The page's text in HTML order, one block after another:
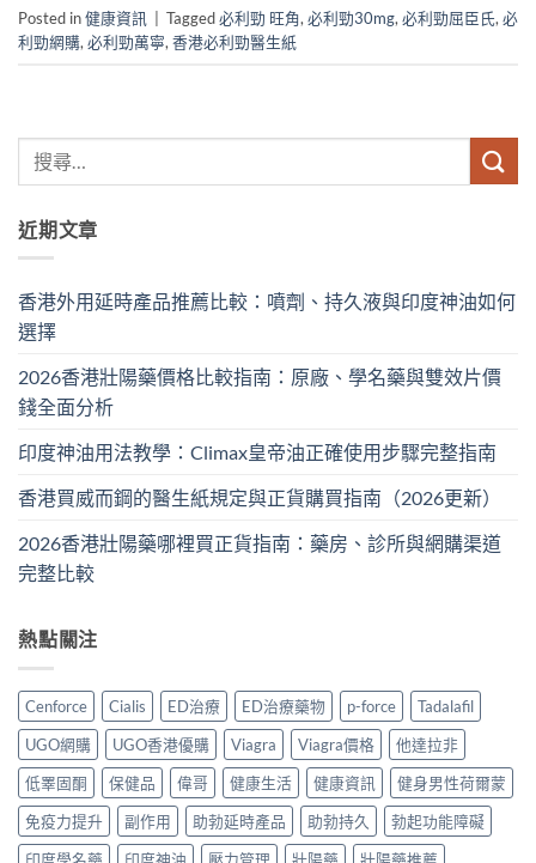
Posted in健康資訊 Tagged必利勁 旺角, 必利勁30mg, 必利勁屈臣氏, 必
利勁網購, 必利勁萬寧, 香港必利勁醫生紙
近期文章
香港外用延時產品推薦比較：噴劑、持久液與印度神油如何
選擇
2026香港壯陽藥價格比較指南：原廠、學名藥與雙效片價
錢全面分析
印度神油用法教學：Climax皇帝油正確使用步驟完整指南
香港買威而鋼的醫生紙規定與正貨購買指南（2026更新）
2026香港壯陽藥哪裡買正貨指南：藥房、診所與網購渠道
完整比較
熱點關注
Cenforce Cialis ED治療 ED治療藥物 p-force
Tadalafil
UGO網購
UGO香港優購 Viagra Viagra價格
他達拉非
低睪固酮
保健品 偉哥 健康生活 健康資訊
健身男性荷爾蒙
免疫力提升
副作用 助勃延時產品 助勃持久
勃起功能障礙
印度學名藥
印度神油 壓力管理 壯陽藥 壯陽藥推薦